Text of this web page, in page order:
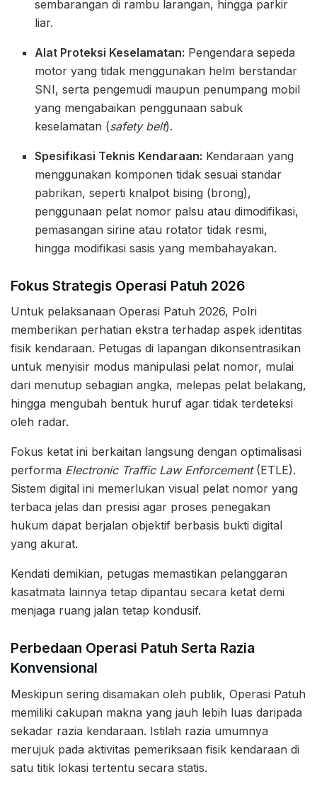
sembarangan di rambu larangan, hingga parkir
liar.
Alat Proteksi Keselamatan: Pengendara sepeda
motor yang tidak menggunakan helm berstandar
SNI, serta pengemudi maupun penumpang mobil
yang mengabaikan penggunaan sabuk
keselamatan (safety belt).
Spesifikasi Teknis Kendaraan: Kendaraan yang
menggunakan komponen tidak sesuai standar
pabrikan, seperti knalpot bising (brong),
penggunaan pelat nomor palsu atau dimodifikasi,
pemasangan sirine atau rotator tidak resmi,
hingga modifikasi sasis yang membahayakan.
Fokus Strategis Operasi Patuh 2026
Untuk pelaksanaan Operasi Patuh 2026, Polri
memberikan perhatian ekstra terhadap aspek identitas
fisik kendaraan. Petugas di lapangan dikonsentrasikan
untuk menyisir modus manipulasi pelat nomor, mulai
dari menutup sebagian angka, melepas pelat belakang,
hingga mengubah bentuk huruf agar tidak terdeteksi
oleh radar.
Fokus ketat ini berkaitan langsung dengan optimalisasi
performa Electronic Traffic Law Enforcement(ETLE).
Sistem digital ini memerlukan visual pelat nomor yang
terbaca jelas dan presisi agar proses penegakan
hukum dapat berjalan objektif berbasis bukti digital
yang akurat.
Kendati demikian, petugas memastikan pelanggaran
kasatmata lainnya tetap dipantau secara ketat demi
menjaga ruang jalan tetap kondusif.
Perbedaan Operasi Patuh Serta Razia
Konvensional
Meskipun sering disamakan oleh publik, Operasi Patuh
memiliki cakupan makna yang jauh lebih luas daripada
sekadar razia kendaraan. Istilah razia umumnya
merujuk pada aktivitas pemeriksaan fisik kendaraan di
satu titik lokasi tertentu secara statis.